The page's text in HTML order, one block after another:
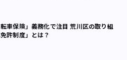
車保険」義務化で注目 荒川区の取り組
許制度」とは？